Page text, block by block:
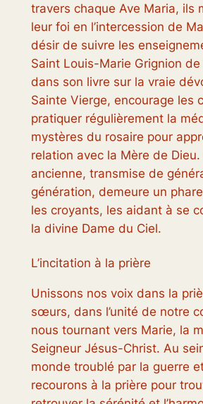
travers chaque Ave Maria, ils
leur foi en l’intercession de
désir de suivre les
Saint Louis-Marie Grignion
dans son livre sur la vraie
Sainte Vierge, encourage les
pratiquer régulièrement la
mystères du rosaire pour
relation avec la Mère de
ancienne, transmise de
génération, demeure un
les croyants, les aidant à se
la divine Dame du Ciel.
L’incitation à la prière
Unissons nos voix dans la
sœurs, dans l’unité de notre
nous tournant vers Marie, la
Seigneur Jésus-Christ. Au
monde troublé par la guerre
recourons à la prière pour